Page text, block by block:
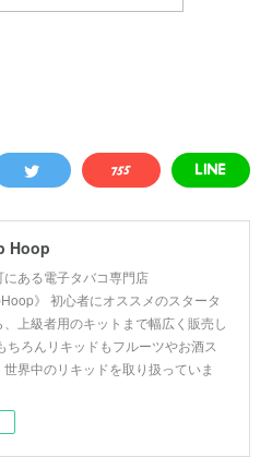
Hoop
ある電子タバコ専門店
》 初心者にオススメのスタータ
、上級者用のキットまで幅広く販売し
ちろんリキッドもフルーツやお酒ス
界中のリキッドを取り扱っていま